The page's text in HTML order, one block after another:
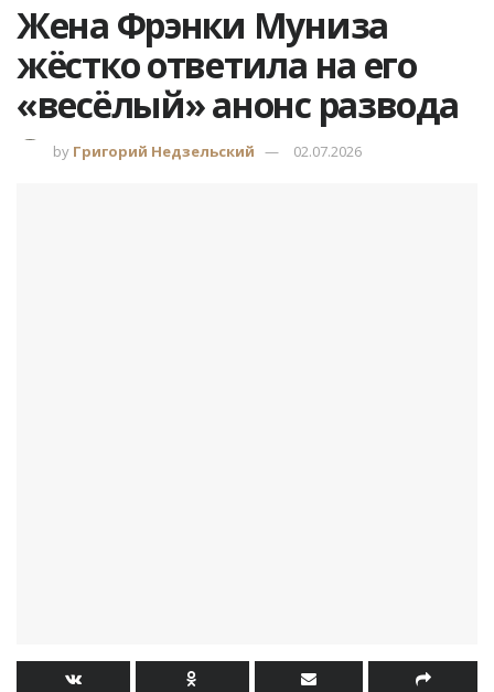
Жена Фрэнки Муниза
жёстко ответила на его
«весёлый» анонс развода
by Григорий Недзельский 02.07.2026